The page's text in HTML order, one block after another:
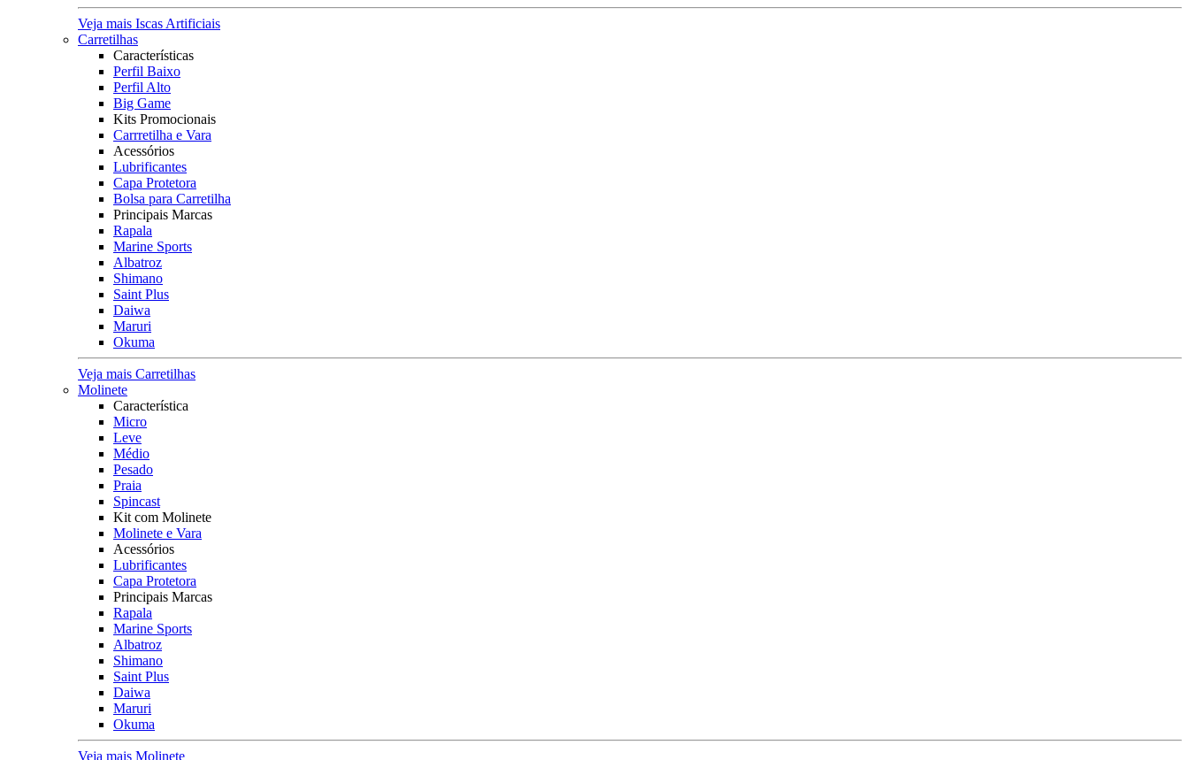
Veja mais Iscas Artificiais
Carretilhas
Características
Perfil Baixo
Perfil Alto
Big Game
Kits Promocionais
Carrretilha e Vara
Acessórios
Lubrificantes
Capa Protetora
Bolsa para Carretilha
Principais Marcas
Rapala
Marine Sports
Albatroz
Shimano
Saint Plus
Daiwa
Maruri
Okuma
Veja mais Carretilhas
Molinete
Característica
Micro
Leve
Médio
Pesado
Praia
Spincast
Kit com Molinete
Molinete e Vara
Acessórios
Lubrificantes
Capa Protetora
Principais Marcas
Rapala
Marine Sports
Albatroz
Shimano
Saint Plus
Daiwa
Maruri
Okuma
Veja mais Molinete